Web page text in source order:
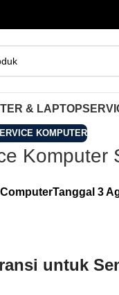
& LAPTOP
KOMPUTER
Komputer
Tanggal 3
untuk